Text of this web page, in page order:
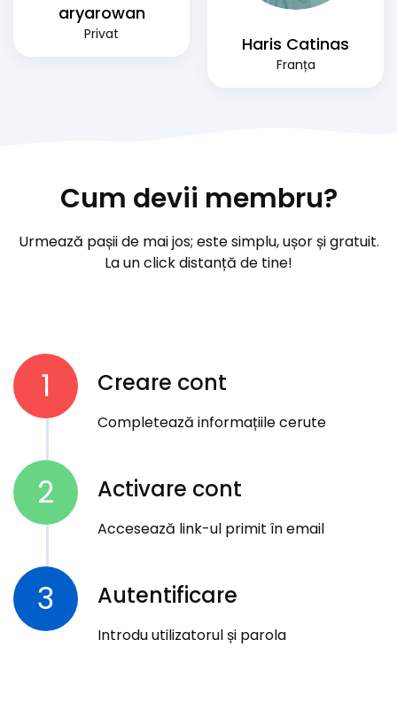
aryarowan
Privat Haris Catinas
Franța
Cum devii membru?
Urmează pașii de mai jos; este simplu, ușor și gratuit.
La un click distanță de tine!
1 Creare cont
Completează informațiile cerute
2 Activare cont
Accesează link-ul primit în email
3 Autentificare
Introdu utilizatorul și parola